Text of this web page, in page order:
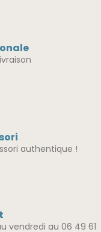
authentique !
vendredi au 06 49 61